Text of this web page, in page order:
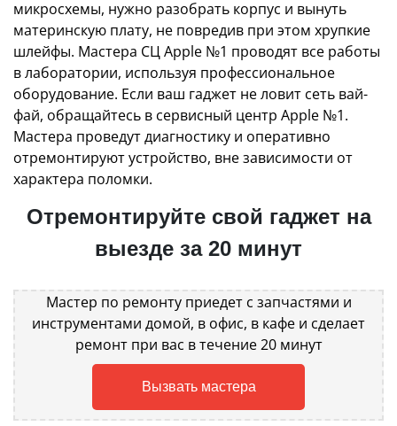
микросхемы, нужно разобрать корпус и вынуть
материнскую плату, не повредив при этом хрупкие
шлейфы. Мастера СЦ Apple №1 проводят все работы
в лаборатории, используя профессиональное
оборудование. Если ваш гаджет не ловит сеть вай-
фай, обращайтесь в сервисный центр Apple №1.
Мастера проведут диагностику и оперативно
отремонтируют устройство, вне зависимости от
характера поломки.
Отремонтируйте свой гаджет на
выезде за 20 минут
Мастер по ремонту приедет с запчастями и
инструментами домой, в офис, в кафе и сделает
ремонт при вас в течение 20 минут
Вызвать мастера